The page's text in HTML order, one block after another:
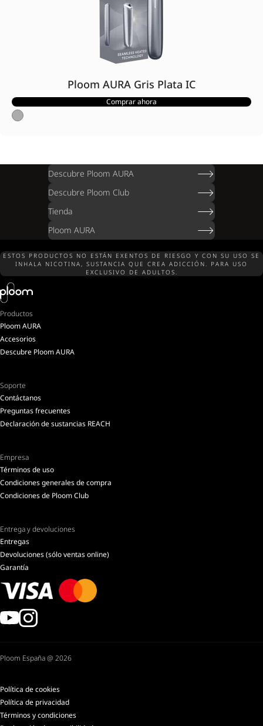
Ploom AURA Gris Plata IC
Comprar ahora
Descubre Ploom AURA
Descubre Ploom Club
Tienda
Ploom AURA
ESTOS PRODUCTOS NO ESTÁN EXENTOS DE RIESGO Y CON SU USO SE
INHALA NICOTINA, SUSTANCIA QUE CREA ADICCIÓN. PARA USO
EXCLUSIVO DE ADULTOS.
Productos
Ploom AURA
Accesorios
Descubre Ploom AURA
Soporte
Contáctanos
Preguntas frecuentes
Declaración de sustancias REACH
Empresa
Términos de uso
Condiciones generales de compra
Condiciones de Ploom Club
Entrega y devoluciones
Entregas
Devoluciones (sólo ventas online)
Garantía
Ploom España @ 2026
Política de cookies
Política de privacidad
Términos y condiciones